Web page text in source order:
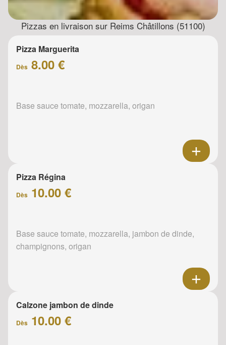
Pizzas en livraison sur Reims Châtillons (51100)
Pizza Marguerita
Dès 8.00 €
Base sauce tomate, mozzarella, origan
Pizza Régina
Dès 10.00 €
Base sauce tomate, mozzarella, jambon de dinde,
champignons, origan
Calzone jambon de dinde
Dès 10.00 €